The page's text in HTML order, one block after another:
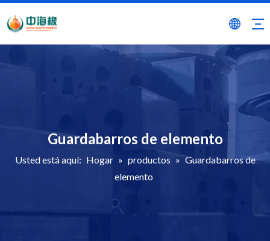
Guardabarros de elemento
Usted está aquí: Hogar » productos » Guardabarros de
elemento